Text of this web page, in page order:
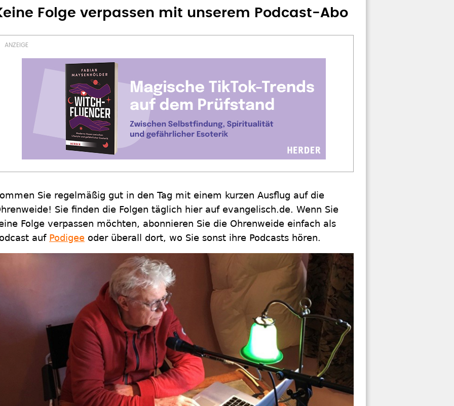
Folge verpassen mit unserem Podcast-Abo
Sie regelmäßig gut in den Tag mit einem kurzen Ausflug auf die
Sie finden die Folgen täglich hier auf evangelisch.de. Wenn Sie
Folge verpassen möchten, abonnieren Sie die Ohrenweide einfach als
auf Podigee oder überall dort, wo Sie sonst ihre Podcasts hören.